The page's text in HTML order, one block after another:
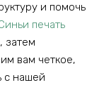
и помочь
печать
затем
вам четкое,
с нашей